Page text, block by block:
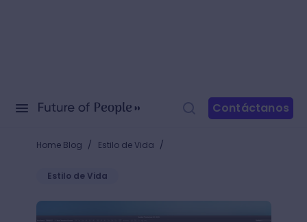
Contáctanos
Home Blog / Estilo de Vida /
Estilo de Vida
Photoshop: Una leyenda del diseño